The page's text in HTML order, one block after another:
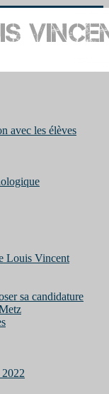
avec les élèves
Louis Vincent
sa candidature